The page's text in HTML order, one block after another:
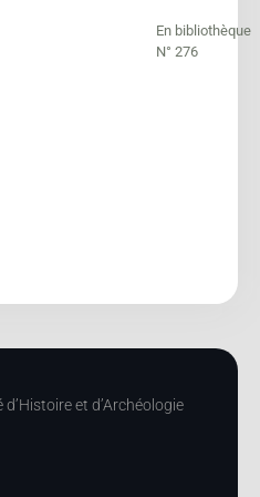
En bibliothèque
N° 276
et d’Archéologie